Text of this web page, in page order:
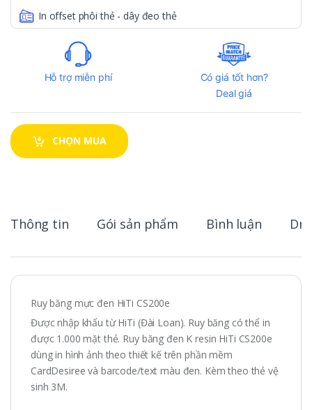
In offset phôi thẻ - dây đeo thẻ
Hỗ trợ miễn phí
Có giá tốt hơn?
Deal giá
CHỌN MUA
Thông tin Gói sản phẩm Bình luận
Ruy băng mực đen HiTi CS200e
Được nhập khẩu từ HiTi (Đài Loan). Ruy băng có thể in
được 1.000 mặt thẻ. Ruy băng đen K resin HiTi CS200e
dùng in hình ảnh theo thiết kế trên phần mềm
CardDesiree và barcode/text màu đen. Kèm theo thẻ vệ
sinh 3M.